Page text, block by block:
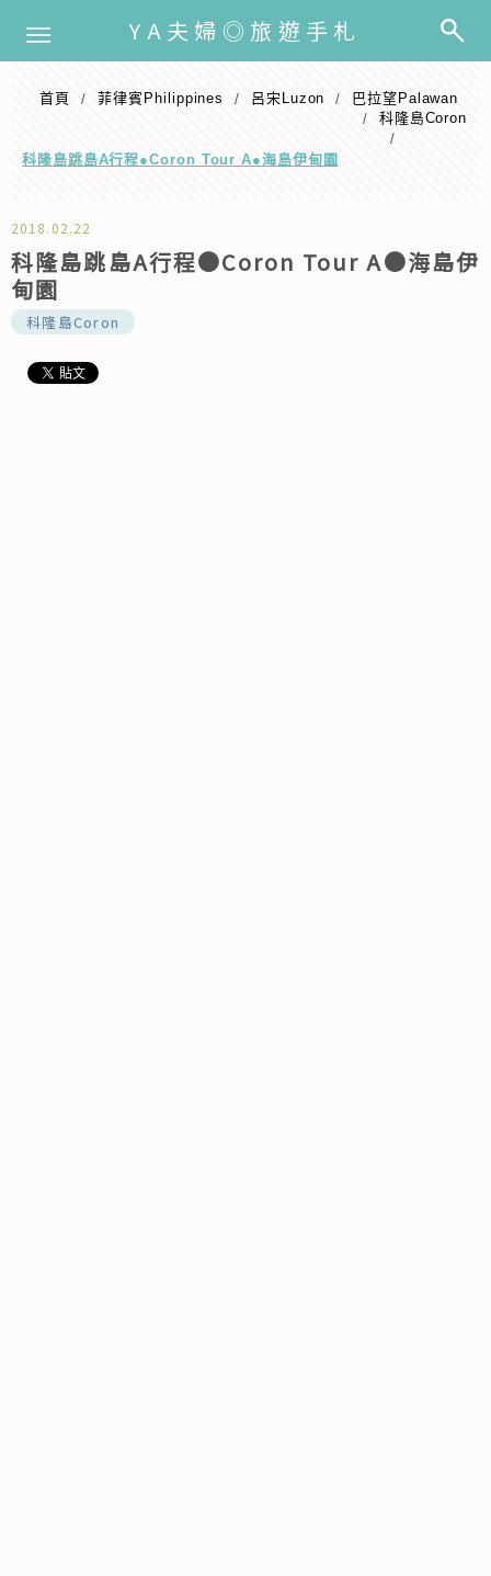
YA夫婦◎旅遊手札
首頁 / ️菲律賓Philippines / 呂宋Luzon /
巴拉望Palawan
/
科隆島Coron
/
科隆島跳島A行程●Coron Tour A●海島伊甸園
2018.02.22
科隆島跳島A行程●Coron Tour A●海島伊
甸園
科隆島Coron